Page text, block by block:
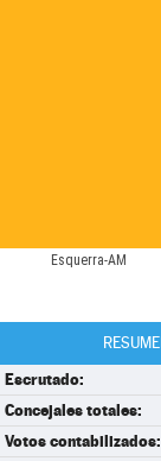
Esquerra-AM
Escrutado:
Concejales totales:
Votos contabilizados: